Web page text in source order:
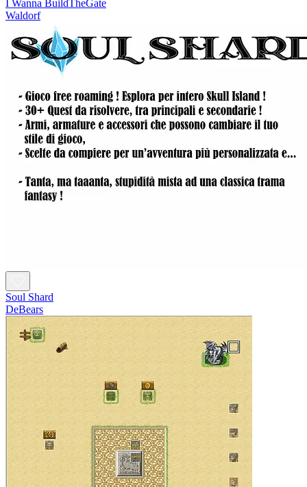
I Wanna BuildTheGate
Waldorf
Soul Shard
DeBears